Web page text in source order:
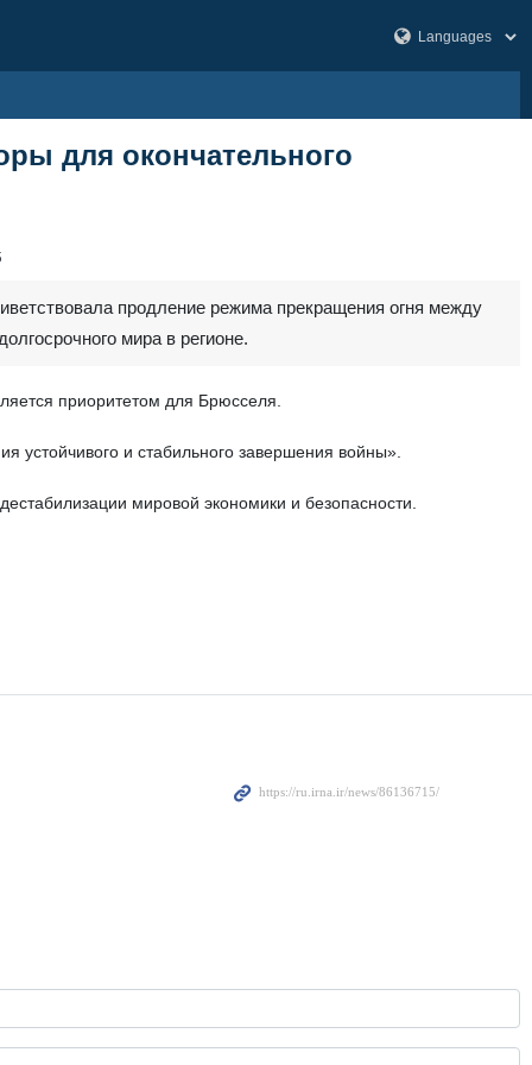
для окончательного
продление режима прекращения огня между
мира в регионе.
приоритетом для Брюсселя.
и стабильного завершения войны».
мировой экономики и безопасности.